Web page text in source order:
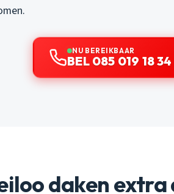
NU BEREIKBAAR
BEL 085 019 18 34
daken